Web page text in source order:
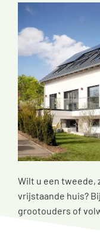
Wilt u een tweede,
vrijstaande huis?
grootouders of